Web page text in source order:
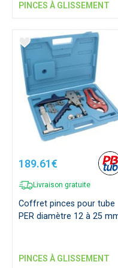
PINCES À GLISSEMENT
189.61€
Livraison gratuite
Coffret pinces pour tube
PER diamètre 12 à 25
PINCES À GLISSEMENT